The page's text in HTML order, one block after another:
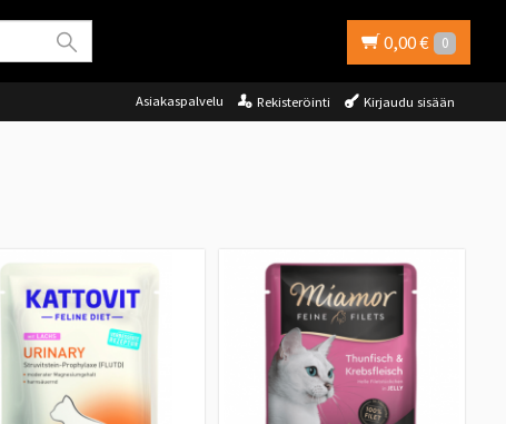
0,00 € 0
Asiakaspalvelu Rekisteröinti Kirjaudu sisään